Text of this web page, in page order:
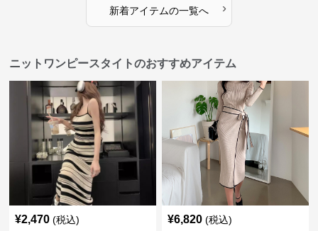
新着アイテムの一覧へ ›
ニットワンピースタイトのおすすめアイテム
¥2,470 (税込) ¥6,820 (税込)